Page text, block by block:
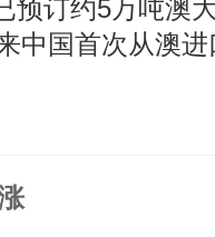
预订约5万吨澳
中国首次从澳